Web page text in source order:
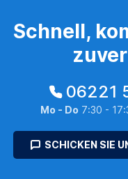
Schnell,
06221
Mo - Do 7:30 -
SCHICKEN SIE